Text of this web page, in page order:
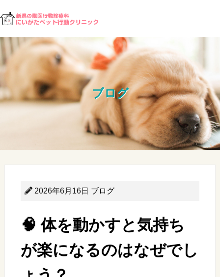
ブログ
2026年6月16日 ブログ
🧠 体を動かすと気持ち
が楽になるのはなぜでし